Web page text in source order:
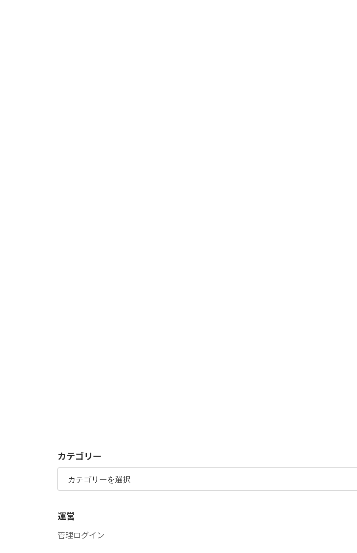
カテゴリー
カ
ゴ
ー
運営
管理ログイン